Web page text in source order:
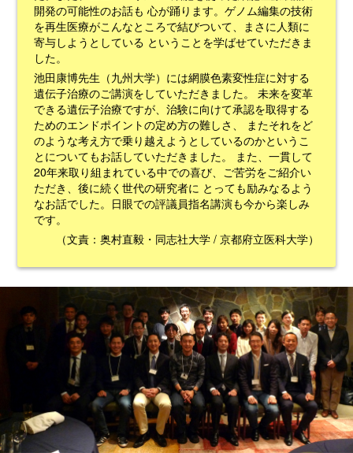
開発の可能性のお話も 心が踊ります。ゲノム編集の技術
を再生医療がこんなところで結びついて、まさに人類に
寄与しようとしている ということを学ばせていただきま
した。
池田康博先生（九州大学）には網膜色素変性症に対する
遺伝子治療のご講演をしていただきました。 未来を変革
できる遺伝子治療ですが、治験に向けて承認を取得する
ためのエンドポイントの定め方の難しさ、 またそれをど
のような考え方で乗り越えようとしているのかというこ
とについてもお話していただきました。 また、一貫して
20年来取り組まれている中での喜び、ご苦労をご紹介い
ただき、後に続く世代の研究者に とっても励みなるよう
なお話でした。日眼での評議員指名講演も今から楽しみ
です。
（文責：奥村直毅・同志社大学 / 京都府立医科大学）